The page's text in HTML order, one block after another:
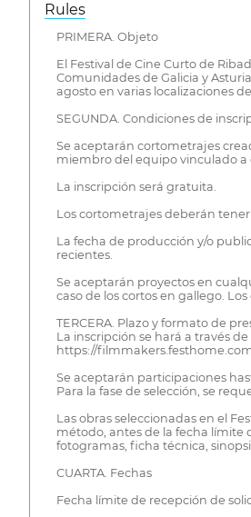
Rules
PRIMERA. Objeto
El Festival de Cine Curto de
Comunidades de Galicia y
agosto en varias localizaciones
SEGUNDA. Condiciones de
Se aceptarán cortometrajes
miembro del equipo vinculado a
La inscripción será gratuita.
Los cortometrajes deberán
La fecha de producción y/o
recientes.
Se aceptarán proyectos en
caso de los cortos en gallego.
TERCERA. Plazo y formato de
La inscripción se hará a través
https://
Se aceptarán participaciones
Para la fase de selección, se
Las obras seleccionadas en el
método, antes de la fecha límite
fotogramas, ficha técnica,
CUARTA. Fechas
Fecha límite de recepción de